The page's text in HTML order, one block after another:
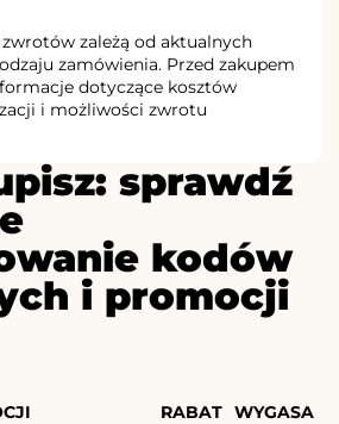
zależą od aktualnych
zamówienia. Przed zakupem
dotyczące kosztów
i możliwości zwrotu
sprawdź
kodów
i promocji
RABAT WYGASA